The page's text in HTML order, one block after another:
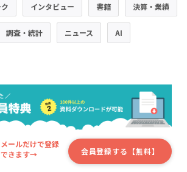
インタビュー 書籍 決算・業績
調査・統計 ニュース AI
メールだけで登録
できます→
会員登録する【無料】